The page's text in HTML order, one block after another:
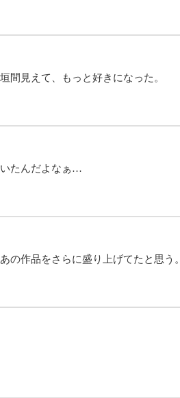
間見えて、もっと好きになった。
たんだよなぁ…
の作品をさらに盛り上げてたと思う。